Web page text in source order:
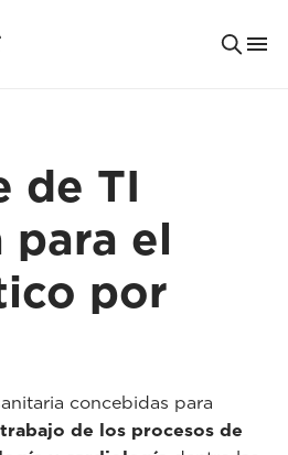
de TI
para el
por
concebidas para
de los procesos de